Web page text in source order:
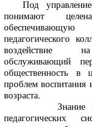
Под
понимают
педагогического
воздействие на
обслуживающий
общественность в
проблем воспитания
возраста.
Знание об
педагогических